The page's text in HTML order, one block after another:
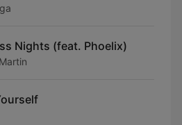
Nights (feat. Phoelix)